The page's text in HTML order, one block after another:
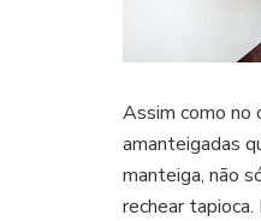
Assim como no
amanteigadas
manteiga, não
rechear